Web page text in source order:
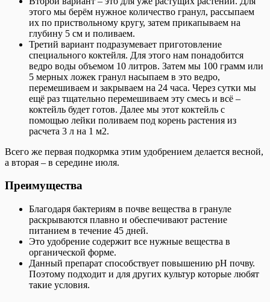
этого мы берём нужное количество гранул, рассыпаем
их по приствольному кругу, затем прикапываем на
глубину 5 см и поливаем.
Третий вариант подразумевает приготовление
специального коктейля. Для этого нам понадобится
ведро воды объемом 10 литров. Затем мы 100 грамм или
5 мерных ложек гранул насыпаем в это ведро,
перемешиваем и закрываем на 24 часа. Через сутки мы
ещё раз тщательно перемешиваем эту смесь и всё –
коктейль будет готов. Далее мы этот коктейль с
помощью лейки поливаем под корень растения из
расчета 3 л на 1 м2.
Всего же первая подкормка этим удобрением делается весной,
а вторая – в середине июля.
Преимущества
Благодаря бактериям в почве вещества в грануле
раскрываются плавно и обеспечивают растение
питанием в течение 45 дней.
Это удобрение содержит все нужные вещества в
органической форме.
Данный препарат способствует повышению рН почву.
Поэтому подходит и для других культур которые любят
такие условия.